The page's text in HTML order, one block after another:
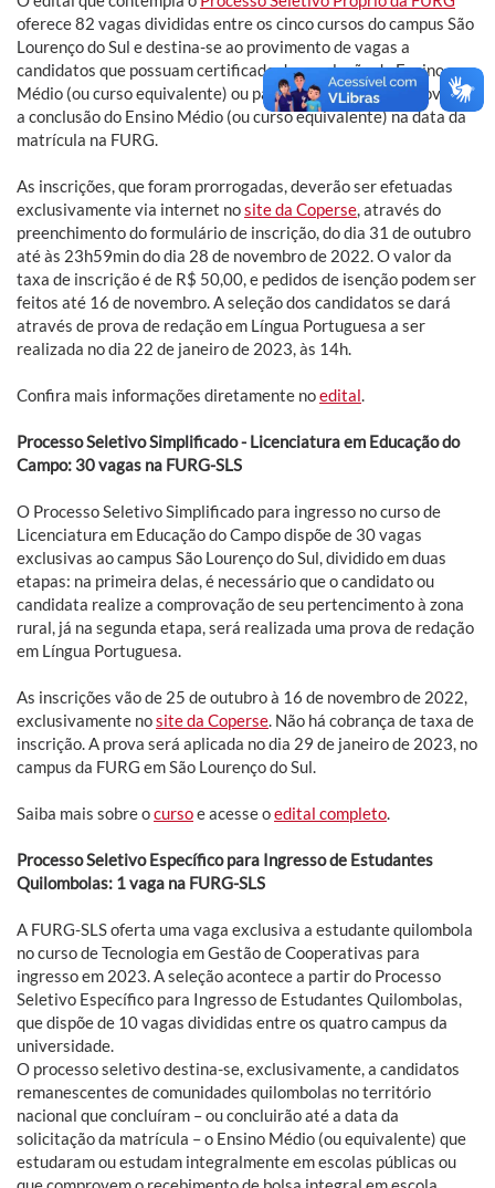
oferece 82 vagas divididas entre os cinco cursos do campus São
Lourenço do Sul e destina-se ao provimento de vagas a
candidatos que possuam certificado de conclusão do Ensino
Médio (ou curso equivalente) ou para aqueles que comprovarem
a conclusão do Ensino Médio (ou curso equivalente) na data da
matrícula na FURG.
As inscrições, que foram prorrogadas, deverão ser efetuadas
exclusivamente via internet nosite da Coperse, através do
preenchimento do formulário de inscrição, do dia 31 de outubro
até às 23h59min do dia 28 de novembro de 2022. O valor da
taxa de inscrição é de R$ 50,00, e pedidos de isenção podem ser
feitos até 16 de novembro. A seleção dos candidatos se dará
através de prova de redação em Língua Portuguesa a ser
realizada no dia 22 de janeiro de 2023, às 14h.
Confira mais informações diretamente noedital.
Processo Seletivo Simplificado - Licenciatura em Educação do
Campo: 30 vagas na FURG-SLS
O Processo Seletivo Simplificado para ingresso no curso de
Licenciatura em Educação do Campo dispõe de 30 vagas
exclusivas ao campus São Lourenço do Sul, dividido em duas
etapas: na primeira delas, é necessário que o candidato ou
candidata realize a comprovação de seu pertencimento à zona
rural, já na segunda etapa, será realizada uma prova de redação
em Língua Portuguesa.
As inscrições vão de 25 de outubro à 16 de novembro de 2022,
exclusivamente nosite da Coperse. Não há cobrança de taxa de
inscrição. A prova será aplicada no dia 29 de janeiro de 2023, no
campus da FURG em São Lourenço do Sul.
Saiba mais sobre ocursoe acesse oedital completo.
Processo Seletivo Específico para Ingresso de Estudantes
Quilombolas: 1 vaga na FURG-SLS
A FURG-SLS oferta uma vaga exclusiva a estudante quilombola
no curso de Tecnologia em Gestão de Cooperativas para
ingresso em 2023. A seleção acontece a partir do Processo
Seletivo Específico para Ingresso de Estudantes Quilombolas,
que dispõe de 10 vagas divididas entre os quatro campus da
universidade.
O processo seletivo destina-se, exclusivamente, a candidatos
remanescentes de comunidades quilombolas no território
nacional que concluíram – ou concluirão até a data da
solicitação da matrícula – o Ensino Médio (ou equivalente) que
estudaram ou estudam integralmente em escolas públicas ou